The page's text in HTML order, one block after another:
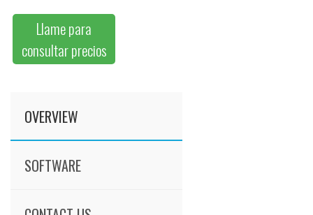
Llame para
consultar precios
OVERVIEW
SOFTWARE